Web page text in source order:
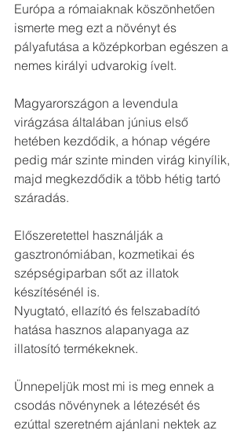
Európa a rómaiaknak köszönhetően
ismerte meg ezt a növényt és
pályafutása a középkorban egészen a
nemes királyi udvarokig ívelt.
Magyarországon a levendula
virágzása általában június első
hetében kezdődik, a hónap végére
pedig már szinte minden virág kinyílik,
majd megkezdődik a több hétig tartó
száradás.
Előszeretettel használják a
gasztronómiában, kozmetikai és
szépségiparban sőt az illatok
készítésénél is.
Nyugtató, ellazító és felszabadító
hatása hasznos alapanyaga az
illatosító termékeknek.
Ünnepeljük most mi is meg ennek a
csodás növénynek a létezését és
ezúttal szeretném ajánlani nektek az